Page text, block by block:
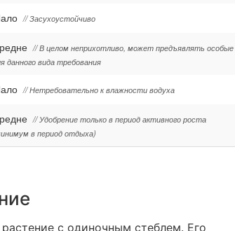
// Засухоустойчиво
// В целом неприхотливо, может предъявлять особые
данного вида требования
// Нетребовательно к влажности водуха
// Удобрение только в период активного роста
в период отдыха)
с одиночным стеблем. Его